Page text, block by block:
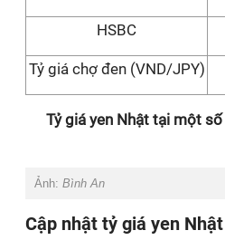
HSBC
Tỷ giá chợ đen (VND/JPY)
Tỷ giá yen Nhật tại một
Ảnh: Bình An
Cập nhật tỷ giá yen